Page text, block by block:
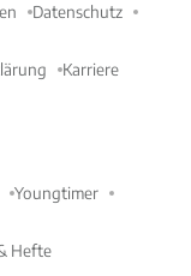
Datenschutz
Karriere
Youngtimer
Hefte